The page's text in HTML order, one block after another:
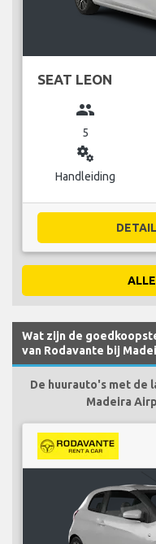
SEAT LEON
group
5
miscellaneous_services
Handleiding
Wat zijn de
van Rodavante bij
De huurauto's met de
Madeira